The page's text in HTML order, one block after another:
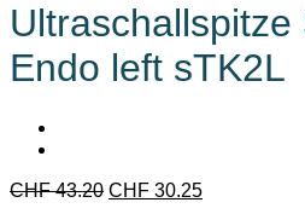
Ultraschallspitze
Endo left sTK2L
CHF43.20 CHF 30.25